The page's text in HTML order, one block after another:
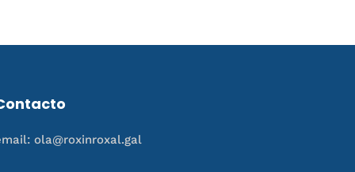
ola@roxinroxal.gal